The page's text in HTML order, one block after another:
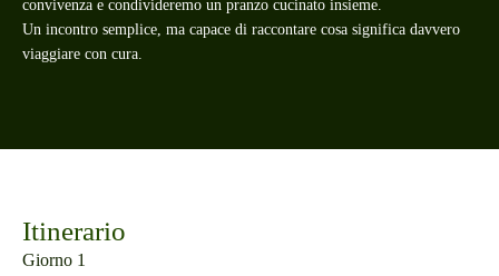
convivenza e condivideremo un pranzo cucinato insieme.
Un incontro semplice, ma capace di raccontare cosa significa davvero
viaggiare con cura.
Itinerario
Giorno 1